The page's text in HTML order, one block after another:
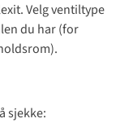
Velg ventiltype
du har (for
sjekke: